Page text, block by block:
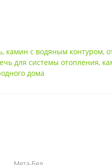
, камин с водяным контуром,
для системы отопления,
дома